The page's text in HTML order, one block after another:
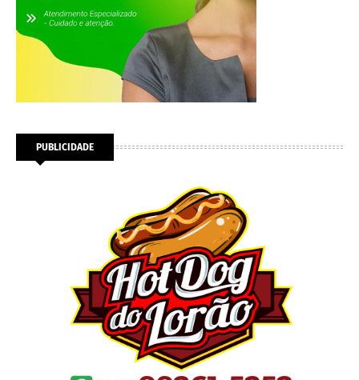
PUBLICIDADE